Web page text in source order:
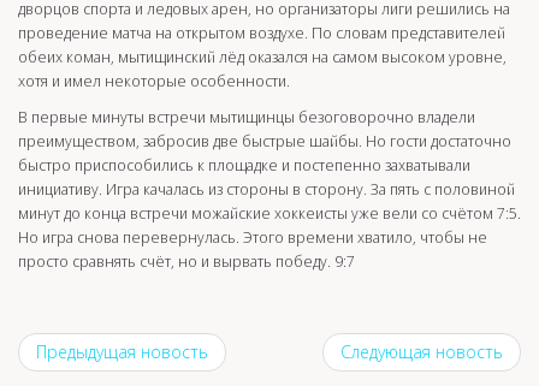
дворцов спорта и ледовых арен, но организаторы лиги решились на
проведение матча на открытом воздухе. По словам представителей
обеих коман, мытищинский лёд оказался на самом высоком уровне,
хотя и имел некоторые особенности.
В первые минуты встречи мытищинцы безоговорочно владели
преимуществом, забросив две быстрые шайбы. Но гости достаточно
быстро приспособились к площадке и постепенно захватывали
инициативу. Игра качалась из стороны в сторону. За пять с половиной
минут до конца встречи можайские хоккеисты уже вели со счётом 7:5.
Но игра снова перевернулась. Этого времени хватило, чтобы не
просто сравнять счёт, но и вырвать победу. 9:7
Предыдущая новость Следующая новость